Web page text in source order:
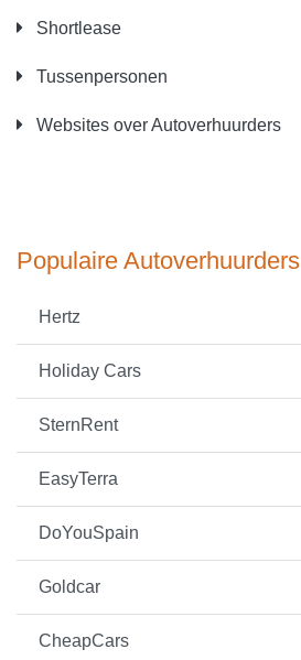
Shortlease
Tussenpersonen
Websites over Autoverhuurders
Populaire Autoverhuurders
Hertz
Holiday Cars
SternRent
EasyTerra
DoYouSpain
Goldcar
CheapCars